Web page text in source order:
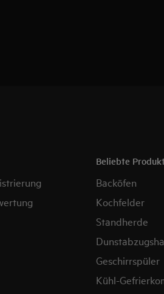
Beliebte
Backöfen
Kochfelder
Standherde
Geschirrspüler
Kühl-